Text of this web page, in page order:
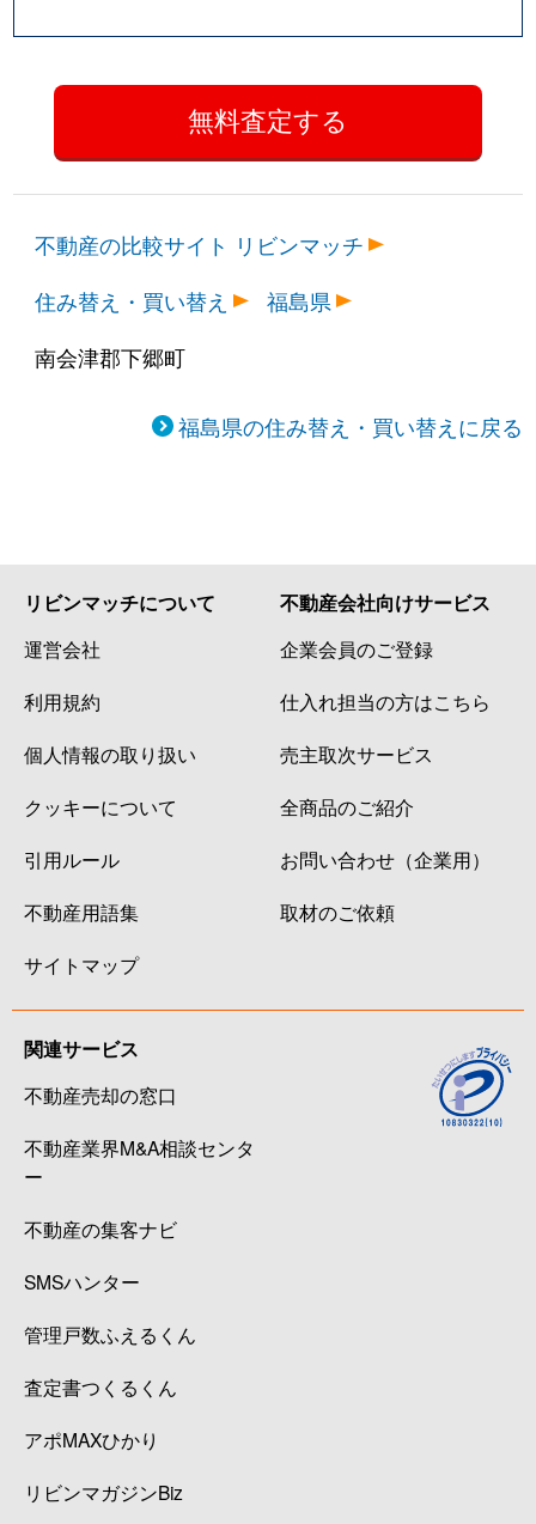
不動産の比較サイト リビンマッチ
住み替え・買い替え
福島県
南会津郡下郷町
福島県の住み替え・買い替えに戻る
リビンマッチについて
運営会社
利用規約
個人情報の取り扱い
クッキーについて
引用ルール
不動産用語集
サイトマップ
不動産会社向けサービス
企業会員のご登録
仕入れ担当の方はこちら
売主取次サービス
全商品のご紹介
お問い合わせ（企業用）
取材のご依頼
関連サービス
不動産売却の窓口
不動産業界M&A相談センタ
ー
不動産の集客ナビ
SMSハンター
管理戸数ふえるくん
査定書つくるくん
アポMAXひかり
リビンマガジンBiz